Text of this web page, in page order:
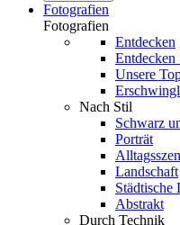
Fotografien
Fotografien
Entdecken
Entdecken
Unsere
Nach Stil
Schwarz
Porträt
Landschaft
Städtische
Abstrakt
Durch Technik